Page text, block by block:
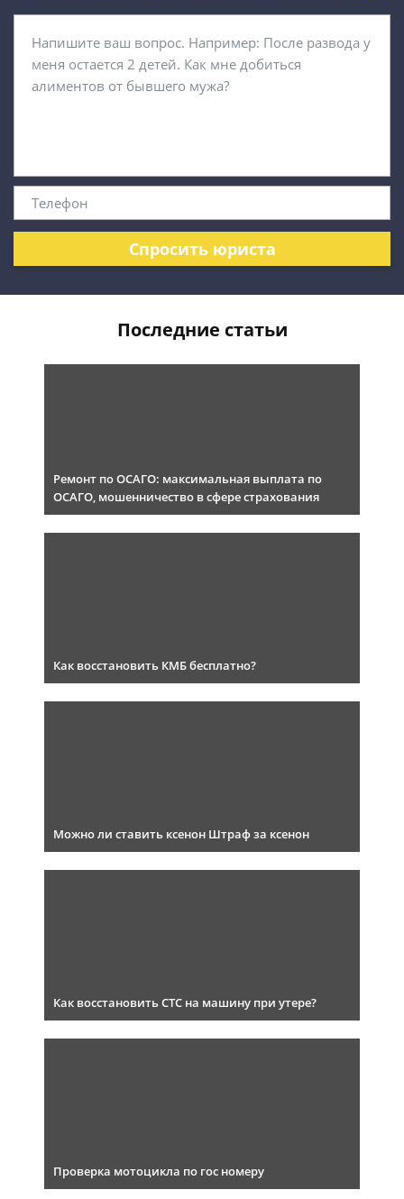
Спросить юриста
Последние статьи
Ремонт по ОСАГО: максимальная выплата по
ОСАГО, мошенничество в сфере страхования
Как восстановить КМБ бесплатно?
Можно ли ставить ксенон Штраф за ксенон
Как восстановить СТС на машину при утере?
Проверка мотоцикла по гос номеру